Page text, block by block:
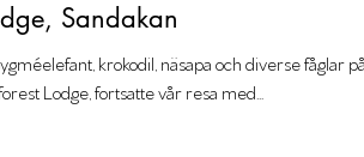
Sandakan
krokodil, näsapa och diverse fåglar på
Lodge, fortsatte vår resa med...